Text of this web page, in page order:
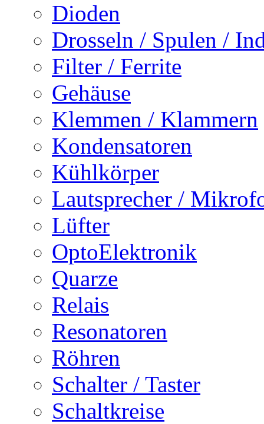
Dioden
Drosseln / Spulen /
Filter / Ferrite
Gehäuse
Klemmen / Klammern
Kondensatoren
Kühlkörper
Lautsprecher /
Lüfter
OptoElektronik
Quarze
Relais
Resonatoren
Röhren
Schalter / Taster
Schaltkreise